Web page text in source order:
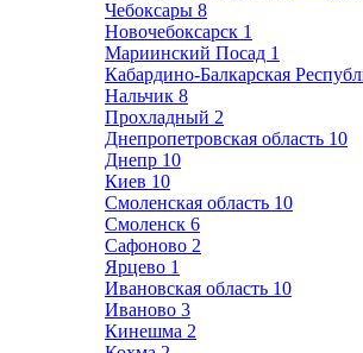
Чебоксары 8
Новочебоксарск 1
Мариинский Посад 1
Кабардино-Балкарская
Нальчик 8
Прохладный 2
Днепропетровская область 10
Днепр 10
Киев 10
Смоленская область 10
Смоленск 6
Сафоново 2
Ярцево 1
Ивановская область 10
Иваново 3
Кинешма 2